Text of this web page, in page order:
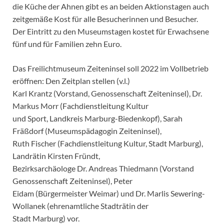
die Küche der Ahnen gibt es an beiden Aktionstagen auch
zeitgemäße Kost für alle Besucherinnen und Besucher.
Der Eintritt zu den Museumstagen kostet für Erwachsene
fünf und für Familien zehn Euro.
Das Freilichtmuseum Zeiteninsel soll 2022 im Vollbetrieb
eröffnen: Den Zeitplan stellen (v.l.)
Karl Krantz (Vorstand, Genossenschaft Zeiteninsel), Dr.
Markus Morr (Fachdienstleitung Kultur
und Sport, Landkreis Marburg-Biedenkopf), Sarah
Fräßdorf (Museumspädagogin Zeiteninsel),
Ruth Fischer (Fachdienstleitung Kultur, Stadt Marburg),
Landrätin Kirsten Fründt,
Bezirksarchäologe Dr. Andreas Thiedmann (Vorstand
Genossenschaft Zeiteninsel), Peter
Eidam (Bürgermeister Weimar) und Dr. Marlis Sewering-
Wollanek (ehrenamtliche Stadträtin der
Stadt Marburg) vor.